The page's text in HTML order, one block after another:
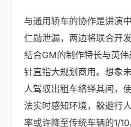
与通用轿车的协作是讲演
仁勋泄漏，两边将联合开
结合GM的制作特长与英
针直指大规划商用。想象
人驾驭出租车络绎其间，
法实时感知环境，躲避行
率或许降至传统车辆的1/